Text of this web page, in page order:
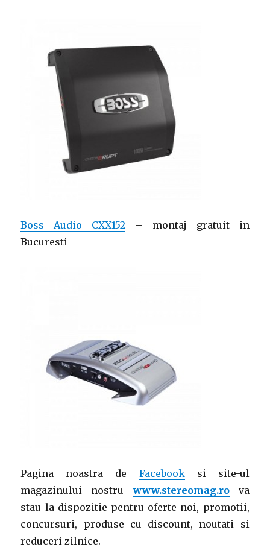
Boss Audio CXX152 – montaj gratuit in
Bucuresti
Pagina noastra de Facebooksi site-ul
magazinului nostruwww.stereomag.rova
stau la dispozitie pentru oferte noi, promotii,
concursuri, produse cu discount, noutati si
reduceri zilnice.